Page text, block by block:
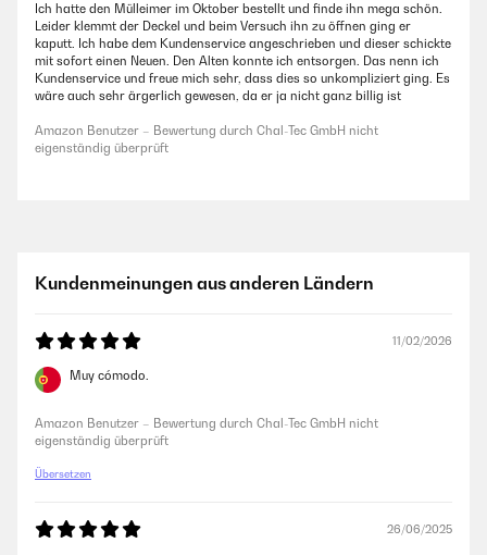
Ich hatte den Mülleimer im Oktober bestellt und finde ihn mega schön.
Leider klemmt der Deckel und beim Versuch ihn zu öffnen ging er
kaputt. Ich habe dem Kundenservice angeschrieben und dieser schickte
mit sofort einen Neuen. Den Alten konnte ich entsorgen. Das nenn ich
Kundenservice und freue mich sehr, dass dies so unkompliziert ging. Es
wäre auch sehr ärgerlich gewesen, da er ja nicht ganz billig ist
Amazon Benutzer – Bewertung durch Chal-Tec GmbH nicht
eigenständig überprüft
Kundenmeinungen aus anderen Ländern
11/02/2026
Muy cómodo.
Amazon Benutzer – Bewertung durch Chal-Tec GmbH nicht
eigenständig überprüft
Übersetzen
26/06/2025